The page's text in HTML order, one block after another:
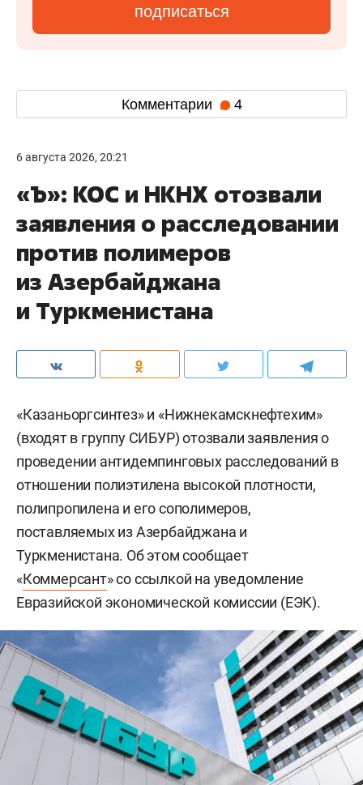
подписаться
Комментарии 4
6 августа 2026, 20:21
«Ъ»: КОС и НКНХ отозвали
заявления о расследовании
против полимеров
из Азербайджана
и Туркменистана
«Казаньоргсинтез» и «Нижнекамскнефтехим»
(входят в группу СИБУР) отозвали заявления о
проведении антидемпинговых расследований в
отношении полиэтилена высокой плотности,
полипропилена и его сополимеров,
поставляемых из Азербайджана и
Туркменистана. Об этом сообщает
«Коммерсант» со ссылкой на уведомление
Евразийской экономической комиссии (ЕЭК).